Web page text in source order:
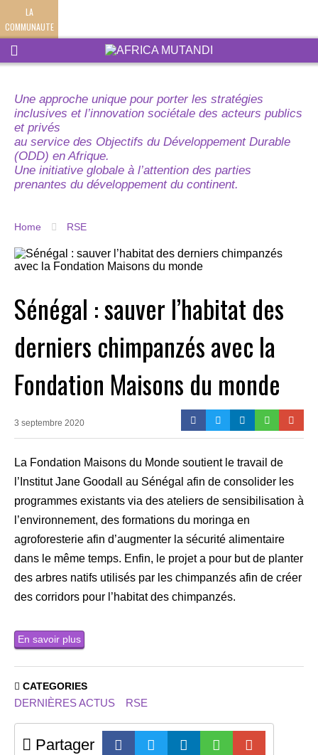
LA
COMMUNAUTE
Une approche unique pour porter les stratégies
inclusives et l’innovation sociétale des acteurs publics
et privés
au service des Objectifs du Développement Durable
(ODD) en Afrique.
Une initiative globale à l’attention des parties
prenantes du développement du continent.
Home RSE
Sénégal : sauver l’habitat des
derniers chimpanzés avec la
Fondation Maisons du monde
3 septembre 2020
La Fondation Maisons du Monde soutient le travail de
l’Institut Jane Goodall au Sénégal afin de consolider les
programmes existants via des ateliers de sensibilisation à
l’environnement, des formations du moringa en
agroforesterie afin d’augmenter la sécurité alimentaire
dans le même temps. Enfin, le projet a pour but de planter
des arbres natifs utilisés par les chimpanzés afin de créer
des corridors pour l’habitat des chimpanzés.
En savoir plus
CATEGORIES
DERNIÈRES ACTUS RSE
Partager